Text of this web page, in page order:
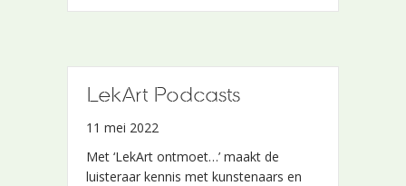
LekArt Podcasts
11 mei 2022
Met ‘LekArt ontmoet…’ maakt de
luisteraar kennis met kunstenaars en